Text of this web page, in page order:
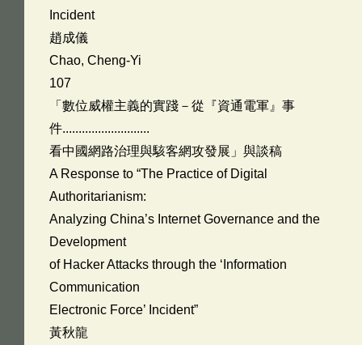
Incident
趙成儀
Chao, Cheng-Yi
107
「數位威權主義的實踐－從『資通電軍』事
件...........................
看中國網路治理與駭客網攻發展」與談稿
A Response to “The Practice of Digital
Authoritarianism:
Analyzing China’s Internet Governance and the
Development
of Hacker Attacks through the ‘Information
Communication
Electronic Force’ Incident”
黃秋龍